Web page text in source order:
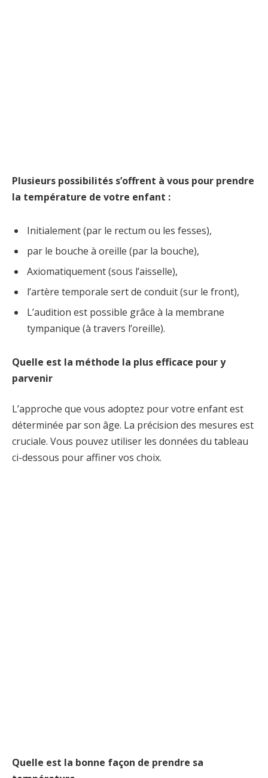
Plusieurs possibilités s’offrent à vous pour prendre
la température de votre enfant :
Initialement (par le rectum ou les fesses),
par le bouche à oreille (par la bouche),
Axiomatiquement (sous l’aisselle),
l’artère temporale sert de conduit (sur le front),
L’audition est possible grâce à la membrane
tympanique (à travers l’oreille).
Quelle est la méthode la plus efficace pour y
parvenir
L’approche que vous adoptez pour votre enfant est
déterminée par son âge. La précision des mesures est
cruciale. Vous pouvez utiliser les données du tableau
ci-dessous pour affiner vos choix.
Quelle est la bonne façon de prendre sa